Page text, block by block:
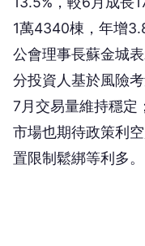
1萬4340棟，年增
公會理事長蘇金城
分投資人基於風險
7月交易量維持穩定
市場也期待政策利
置限制鬆綁等利多。